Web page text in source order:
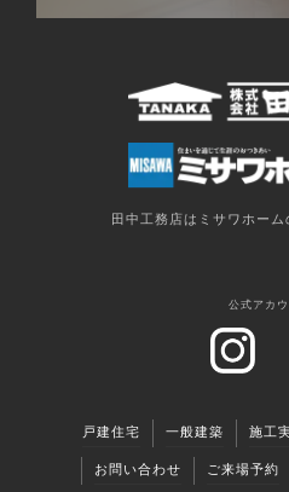
田中工務店はミサワホー
公式アカウ
戸建住宅 一般建築 施工
お問い合わせ ご来場予約